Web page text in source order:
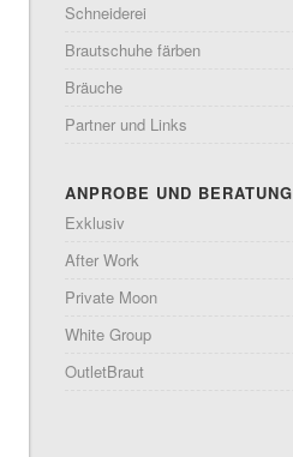
Schneiderei
Brautschuhe färben
Bräuche
Partner und Links
ANPROBE UND BERATUNG
Exklusiv
After Work
Private Moon
White Group
OutletBraut